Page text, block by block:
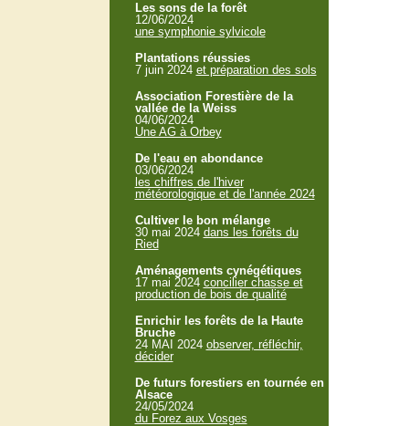
Les sons de la forêt
12/06/2024
une symphonie sylvicole
Plantations réussies
7 juin 2024 et préparation des sols
Association Forestière de la
vallée de la Weiss
04/06/2024
Une AG à Orbey
De l'eau en abondance
03/06/2024
les chiffres de l'hiver
météorologique et de l'année 2024
Cultiver le bon mélange
30 mai 2024 dans les forêts du
Ried
Aménagements cynégétiques
17 mai 2024 concilier chasse et
production de bois de qualité
Enrichir les forêts de la Haute
Bruche
24 MAI 2024 observer, réfléchir,
décider
De futurs forestiers en tournée en
Alsace
24/05/2024
du Forez aux Vosges